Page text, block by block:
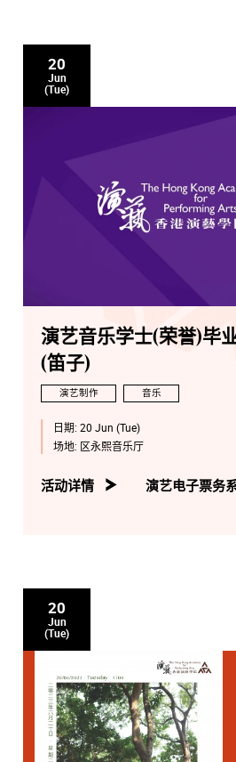
20
Jun
(Tue)
演艺音乐学士(荣誉)毕
(笛子)
演艺制作 音乐
日期: 20 Jun (Tue)
场地: 区永熙音乐厅
活动详情 演艺电子票务
20
Jun
(Tue)